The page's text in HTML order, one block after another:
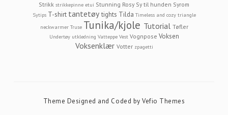
Strikk strikkepinne etui Stunning Rosy Sy til hunden Syrom
Sytips T-shirt tantetøy tights Tilda Timeless and cozy triangle
neckwarmer Truse Tunika/kjole Tutorial Tøfler
Undertøy utkledning Vatteppe Vest Vognpose Voksen
Voksenklær Votter zpagetti
Theme Designed and Coded byVefio Themes